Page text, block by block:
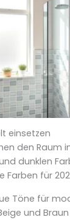
einsetzen
den Raum
dunklen
Farben für
Töne für
und